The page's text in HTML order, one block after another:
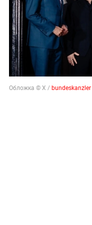
Обложка © X /bundeskanzler